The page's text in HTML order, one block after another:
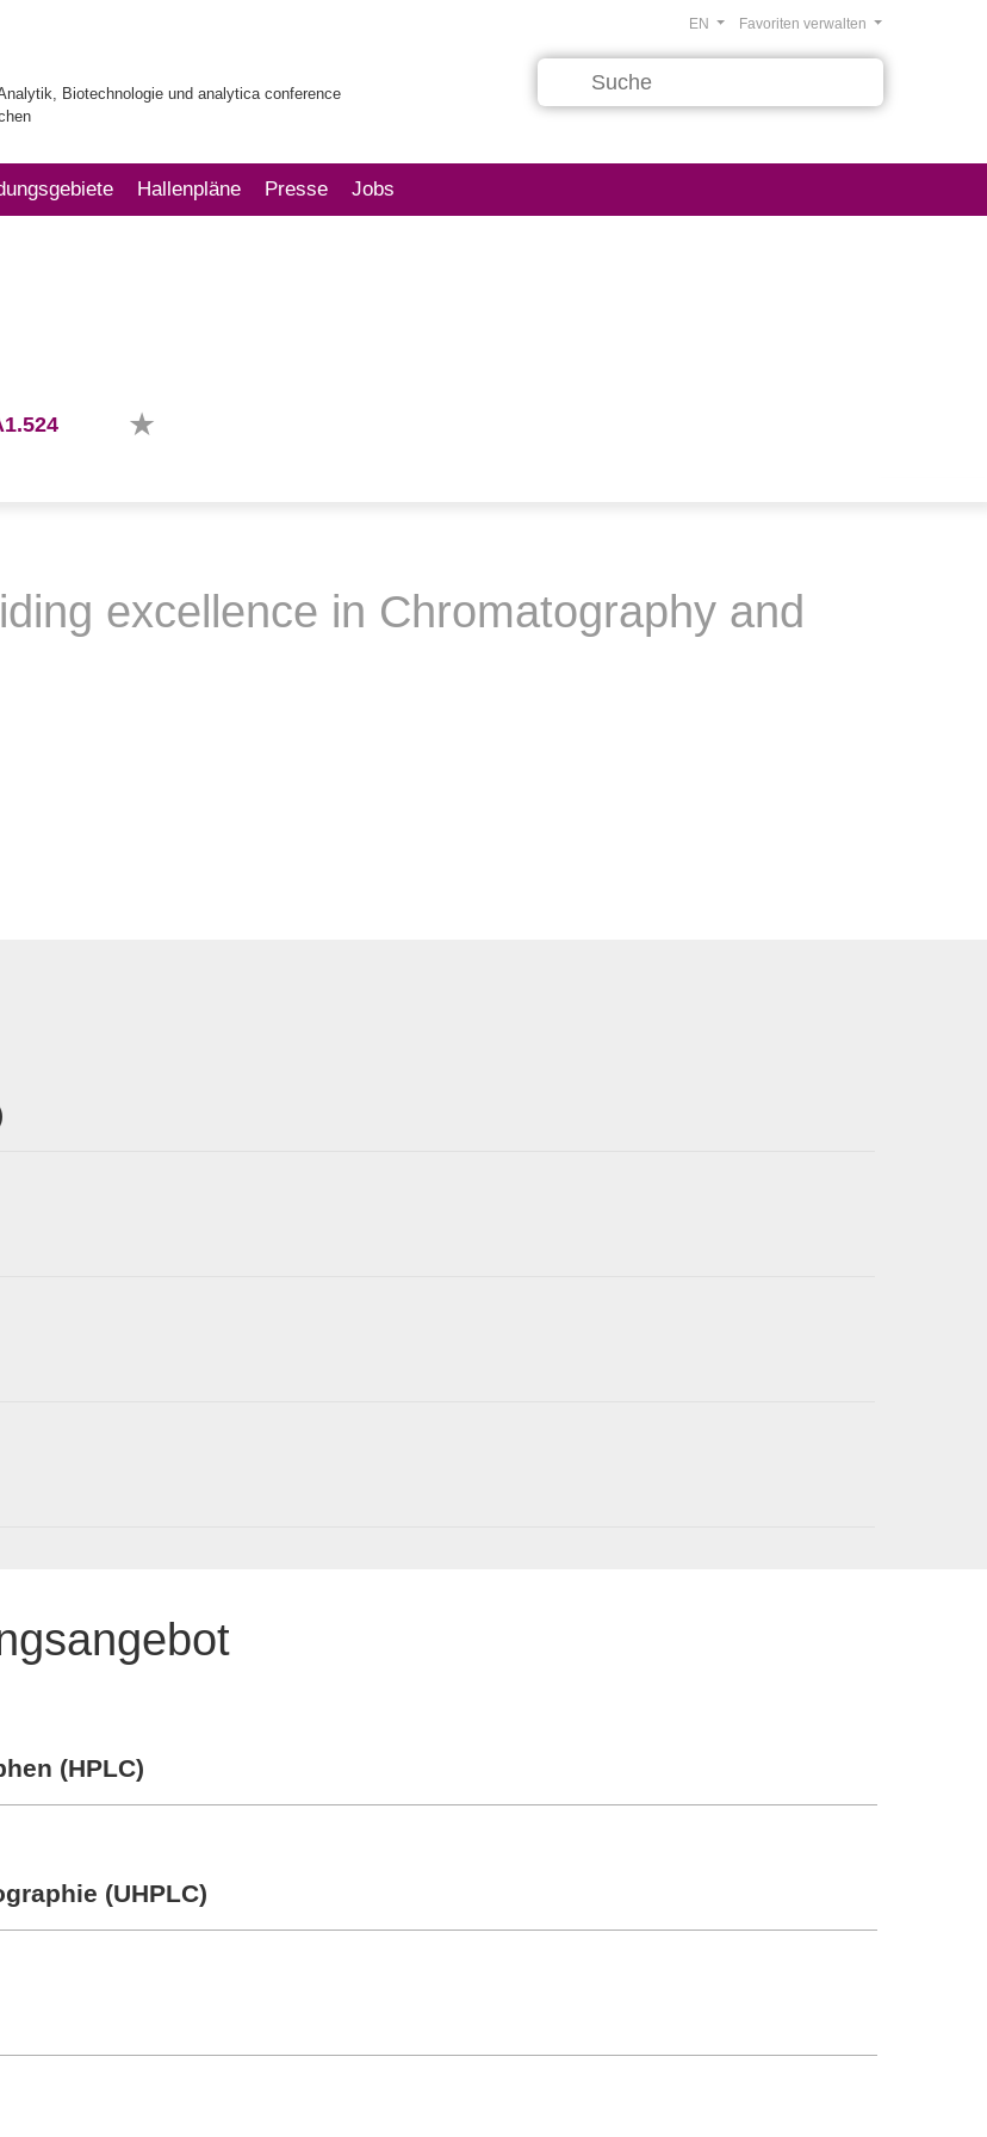
Biotechnologie und analytica conference
Favoriten verwalten
EN
Hallenpläne Presse Jobs
excellence in Chromatography and
(HPLC)
(UHPLC)